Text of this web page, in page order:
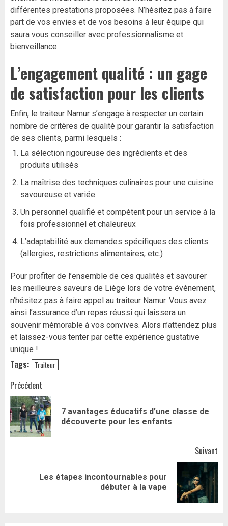
différentes prestations proposées. N’hésitez pas à faire
part de vos envies et de vos besoins à leur équipe qui
saura vous conseiller avec professionnalisme et
bienveillance.
L’engagement qualité : un gage
de satisfaction pour les clients
Enfin, le traiteur Namur s’engage à respecter un certain
nombre de critères de qualité pour garantir la satisfaction
de ses clients, parmi lesquels :
La sélection rigoureuse des ingrédients et des
produits utilisés
La maîtrise des techniques culinaires pour une cuisine
savoureuse et variée
Un personnel qualifié et compétent pour un service à la
fois professionnel et chaleureux
L’adaptabilité aux demandes spécifiques des clients
(allergies, restrictions alimentaires, etc.)
Pour profiter de l’ensemble de ces qualités et savourer
les meilleures saveurs de Liège lors de votre événement,
n’hésitez pas à faire appel au traiteur Namur. Vous avez
ainsi l’assurance d’un repas réussi qui laissera un
souvenir mémorable à vos convives. Alors n’attendez plus
et laissez-vous tenter par cette expérience gustative
unique !
Tags: Traiteur
Navigation
d’article
Précédent
7 avantages éducatifs d’une classe de
découverte pour les enfants
Suivant
Les étapes incontournables pour
débuter à la vape